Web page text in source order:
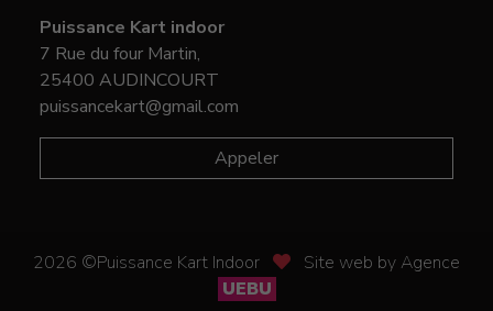
Puissance Kart indoor
7 Rue du four Martin,
25400 AUDINCOURT
puissancekart@gmail.com
Appeler
2026 ©Puissance Kart Indoor
Site web by Agence
UEBU